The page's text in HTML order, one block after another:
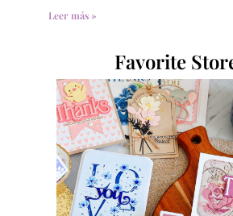
Leer más »
Favorite